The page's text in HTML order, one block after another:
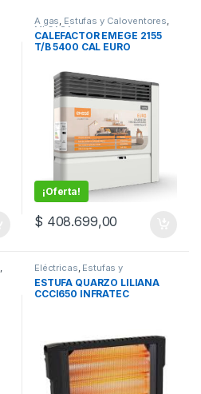
A gas, Estufas y Caloventores,
MI CASA
CALEFACTOR EMEGE 2155
T/B 5400 CAL EURO
¡Oferta!
$ 408.699,00
, Eléctricas, Estufas y
Caloventores,MI CASA
ESTUFA QUARZO LILIANA
CCCI650 INFRATEC